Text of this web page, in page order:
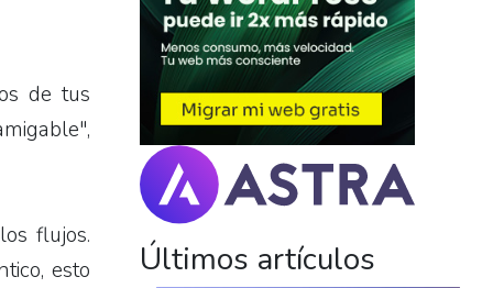
de tus
flujos.
esto
Últimos artículos